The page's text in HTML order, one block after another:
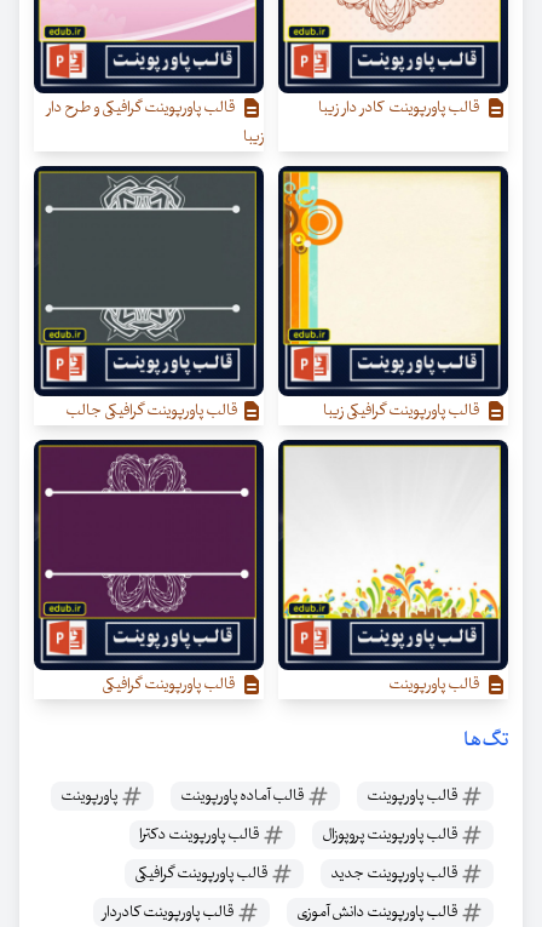
قالب پاورپوینت کادر دار زیبا
قالب پاورپوینت گرافیکی و طرح دار
زیبا
قالب پاورپوینت گرافیکی زیبا قالب پاورپوینت گرافیکی جالب
قالب پاورپوینت قالب پاورپوینت گرافیکی
تگ‌ها
قالب پاورپوینت قالب آماده پاورپوینت
پاورپوینت
قالب پاورپوینت پروپوزال
قالب پاورپوینت دکترا
قالب پاورپوینت جدید
قالب پاورپوینت گرافیکی
قالب پاورپوینت دانش آموزی
قالب پاورپوینت کادردار